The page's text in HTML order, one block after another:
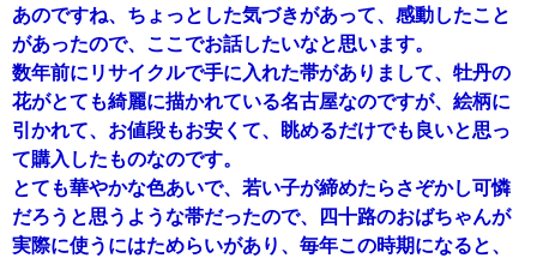
あのですね、ちょっとした気づきがあって、感動したこと
があったので、ここでお話したいなと思います。
数年前にリサイクルで手に入れた帯がありまして、牡丹の
花がとても綺麗に描かれている名古屋なのですが、絵柄に
引かれて、お値段もお安くて、眺めるだけでも良いと思っ
て購入したものなのです。
とても華やかな色あいで、若い子が締めたらさぞかし可憐
だろうと思うような帯だったので、四十路のおばちゃんが
実際に使うにはためらいがあり、毎年この時期になると、